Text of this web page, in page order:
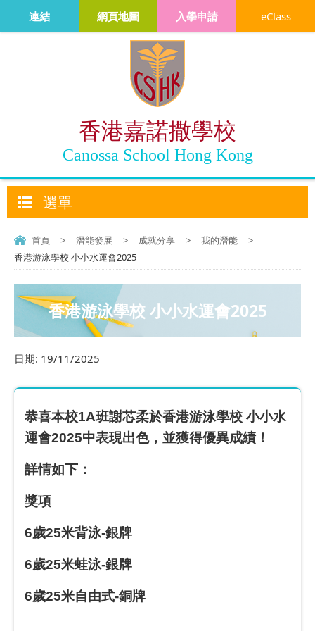
香港嘉諾撒學校
Canossa School Hong Kong
連結 網頁地圖 入學申請 eClass
選單
首頁 > 潛能發展 > 成就分享 > 我的潛能
>
香港游泳學校 小小水運會2025
香港游泳學校 小小水運會2025
日期: 19/11/2025
恭喜本校1A班謝芯柔於香港游泳學校 小小水
運會2025中表現出色，並獲得優異成績！
詳情如下：
獎項
6歲25米背泳-銀牌
6歲25米蛙泳-銀牌
6歲25米自由式-銅牌